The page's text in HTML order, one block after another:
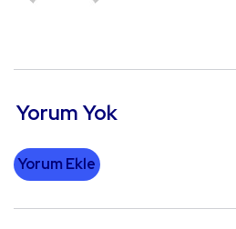
Yorum Yok
Yorum Ekle